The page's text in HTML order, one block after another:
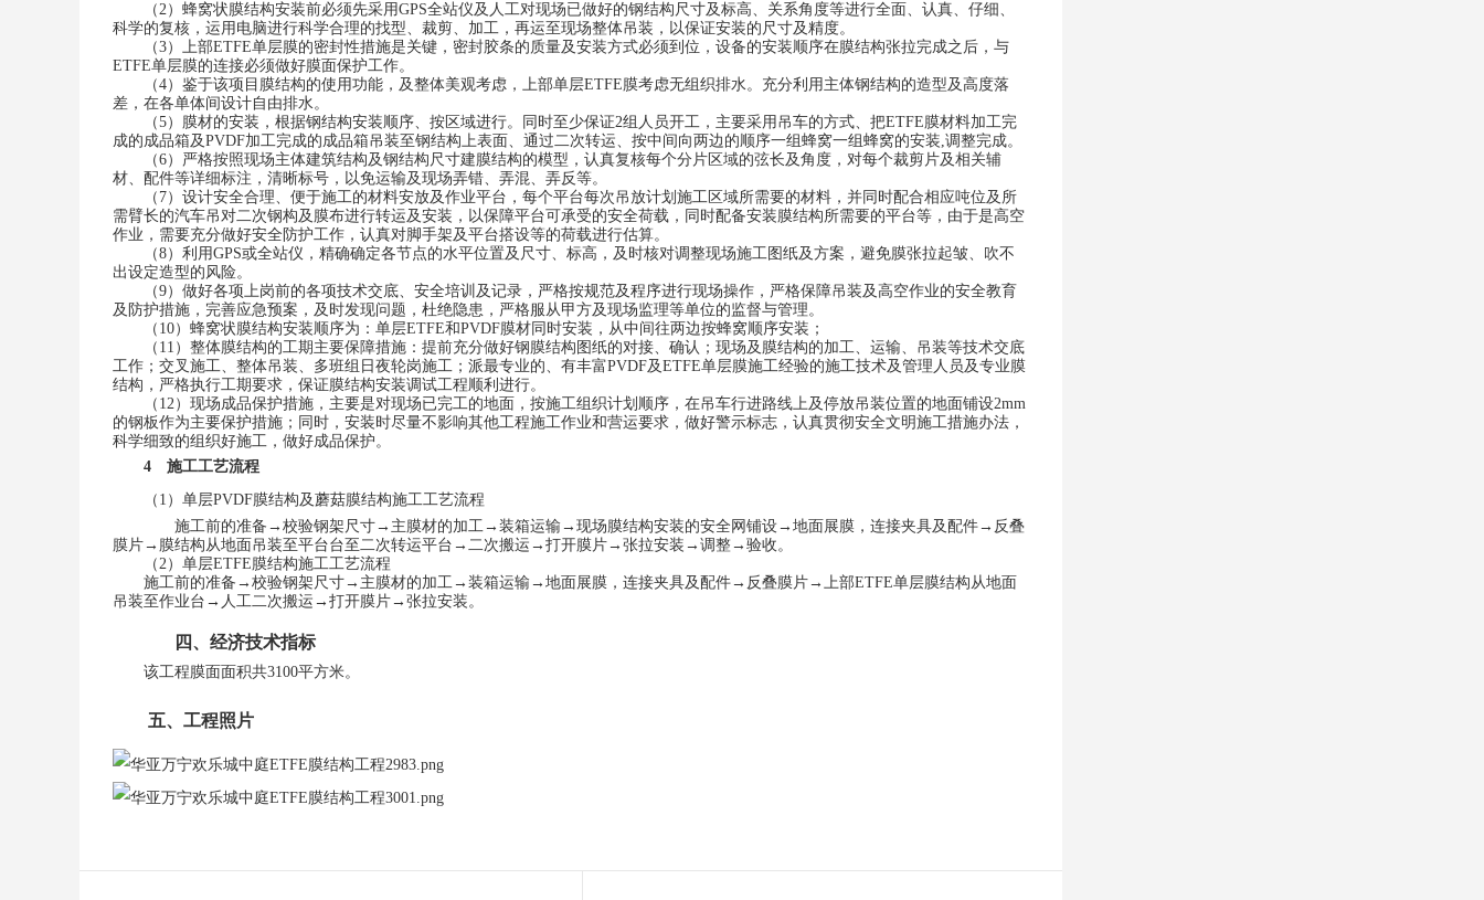
（2） 蜂窝状膜结构安装前必须先采用GPS全站仪及人工对现场已做好的钢结构尺寸及标高、关系角度等进行全面、认真、仔细、
科学的复核，运用电脑进行科学合理的找型、裁剪、加工，再运至现场整体吊装，以保证安装的尺寸及精度。
（3） 上部ETFE单层膜的密封性措施是关键，密封胶条的质量及安装方式必须到位，设备的安装顺序在膜结构张拉完成之后，与
ETFE单层膜的连接必须做好膜面保护工作。
（4） 鉴于该项目膜结构的使用功能，及整体美观考虑，上部单层ETFE膜考虑无组织排水。 充分利用主体钢结构的造型及高度落
差，在各单体间设计自由排水。
（5） 膜材的安装，根据钢结构安装顺序、按区域进行。 同时至少保证2组人员开工，主要采用吊车的方式、把ETFE膜材料加工完
成的成品箱及PVDF加工完成的成品箱吊装至钢结构上表面、通过二次转运、按中间向两边的顺序一组蜂窝一组蜂窝的安装,调整完成。
（6） 严格按照现场主体建筑结构及钢结构 尺寸建膜结构的模型，认真复核每个分片区域的弦长及角度，对每个裁剪片及相关辅
材、配件等详细标注，清晰标号，以免运输及现场弄错、弄混、弄反等。
（ 7） 设计安全合理、便于施工的材料安放及作业平台，每个平台每次吊放计划施工区域所需要的材料，并同时配合相应吨位及所
需臂长的汽车吊对二次钢构及膜布进行转运及安装，以保障平台可承受的安全荷载，同时配备安装膜结构所需要的平台等，由于是高空
作业，需要充分做好安全防护工作，认真对脚手架及平台搭设等的荷载进行估算。
（8） 利用GPS或全站仪，精确确定各节点的水平位置及尺寸、标高，及时核对调整现场施工图纸及方案，避免膜张拉起皱、吹不
出设定造型的风险。
（9） 做好各项上岗前的各项技术交底、安全培训及记录，严格按规范及程序进行现场操作，严格保障吊装及高空作业的安全教育
及防护措施，完善应急预案，及时发现问题，杜绝隐患，严格服从甲方及现场监理等单位的监督与管理。
（ 10） 蜂窝状膜结构安装顺序为： 单层ETFE和PVDF膜材同时安装 ，从中间往两边按蜂窝顺序安装；
（ 11 ） 整体膜结构的工期主要保障措施：提前充分做好钢膜结构图纸的对接、确认 ； 现场及膜结构的加工、运输、吊装等技术交底
工作 ； 交叉施工、整体吊装、多班组日夜轮岗施工 ； 派最专业的、 有丰富PVDF及ETFE单层膜施工经验的施工技术及管理人员及专业膜
结构，严格执行工期要求，保证膜结构安装调试工程顺利进行。
（ 12） 现场成品保护措施，主要是对现场已完工的地面，按施工组织计划顺序，在吊车行进路线上及停放吊装位置的地面铺设2mm
的钢板作为主要保护措施；同时，安装时尽量不影响其他工程施工作业和营运要求，做好警示标志，认真贯彻安全文明施工措施办法，
科学细致的组织好施工， 做好成品保护。
4
施工工艺流程
（1） 单层PVDF膜结构及蘑菇膜结构施工工艺流程
施工前的准备 →校验钢架尺寸→主膜材的加工→装箱运输→现场膜结构安装的安全网铺设→地面展膜，连接夹具及配件→反叠
膜片→膜结构从地面吊装至平台台至二次转运平台→二次搬运→打开膜片→张拉安装→调整→ 验收。
（2） 单层ETFE膜结构施工工艺流程
施工前的准备 →校验钢架尺寸→主膜材的加工→装箱运输→地面展膜，连接夹具及配件→反叠膜片→上部ETFE单层膜结构从地面
吊装至作业台 →人工二次搬运→打开膜片→张拉安装。
四、经济技术指标
该工程膜面面积共3100平方米。
五、工程照片